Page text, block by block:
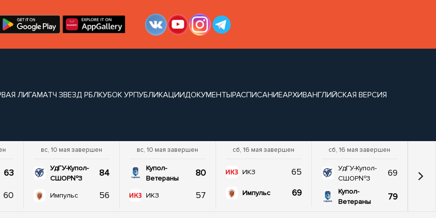
ЛИГАМАТЧ ЗВЕЗД РБЛКУБОК УРПУБЛИКАЦИИДОКУМЕНТЫРАСПИСАНИЕАРХИВАНГЛИЙСКАЯ ВЕРСИЯ
63
60
вс, 10 мая завершен
УдГУ-Купол-
СШОР№3
84
Импульс 56
вс, 10 мая завершен
Купол-
Ветераны
80
ИКЗ 57
сб, 16 мая завершен
ИКЗ 65
Импульс 69
сб, 16 мая завершен
УдГУ-Купол-
СШОР№3
69
Купол-
Ветераны
79